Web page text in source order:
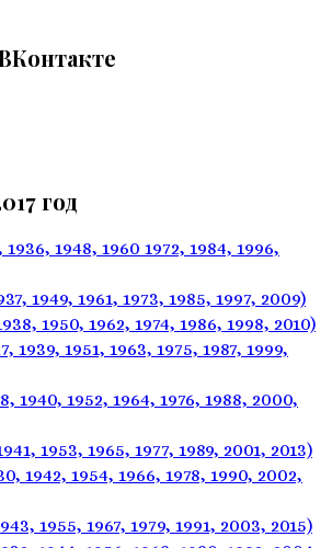
год
1936, 1948, 1960 1972, 1984, 1996,
1949, 1961, 1973, 1985, 1997, 2009)
1950, 1962, 1974, 1986, 1998, 2010)
1939, 1951, 1963, 1975, 1987, 1999,
1940, 1952, 1964, 1976, 1988, 2000,
1953, 1965, 1977, 1989, 2001, 2013)
1942, 1954, 1966, 1978, 1990, 2002,
1955, 1967, 1979, 1991, 2003, 2015)